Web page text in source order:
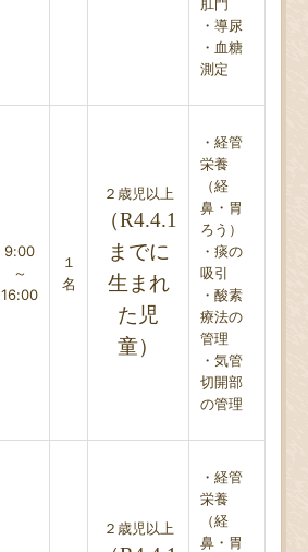
・導尿
・血糖
測定
9:00
～
16:00
１
名
２歳児以上
（R4.4.1
までに
生まれ
た児
童）
・経管
栄養
（経
鼻・胃
ろう）
・痰の
吸引
・酸素
療法の
管理
・気管
切開部
の管理
２歳児以上
・経管
栄養
（経
鼻・胃